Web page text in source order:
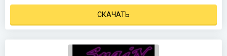
СКАЧАТЬ